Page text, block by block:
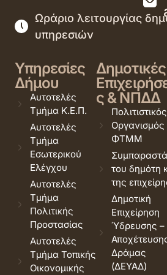
Ωράριο λειτουργίας
υπηρεσιών
Υπηρεσίες
Δήμου
Αυτοτελές
Τμήμα Κ.Ε.Π.
Αυτοτελές
Τμήμα
Εσωτερικού
Ελέγχου
Αυτοτελές
Τμήμα
Πολιτικής
Προστασίας
Αυτοτελές
Τμήμα Τοπικής
Οικονομικής
Δημοτικές
ς & ΝΠΔΔ
Πολιτιστικός
Οργανισμός
ΦΤΜΜ
του δημότη
της
Δημοτική
Επιχείρηση
Ύδρευσης –
Δράμας
(ΔΕΥΑΔ)